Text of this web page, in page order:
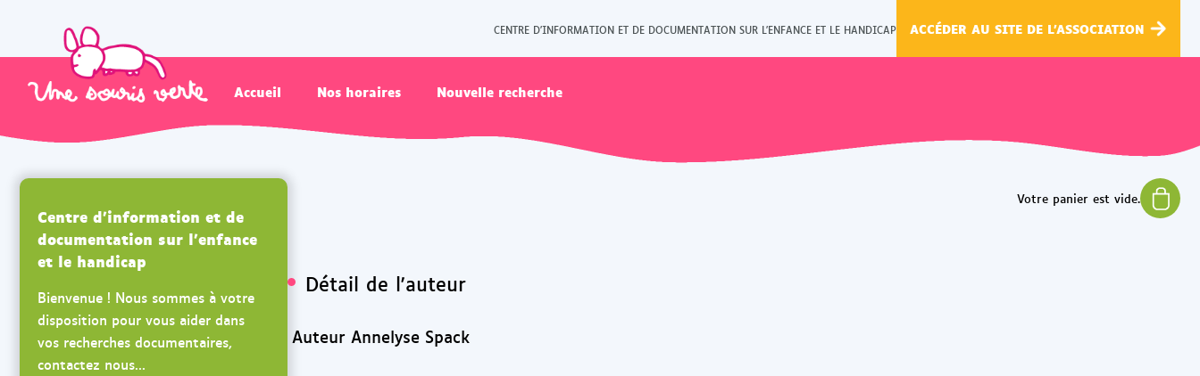
CENTRE D'INFORMATION ET DE DOCUMENTATION SUR L'ENFANCE ET LE HANDICAP ACCÉDER AU SITE DE L'ASSOCIATION
Accueil Nos horaires Nouvelle recherche
Détail de l'auteur
Auteur Annelyse Spack
Centre d'information et de
documentation sur l'enfance
et le handicap
Bienvenue ! Nous sommes à votre
disposition pour vous aider dans
vos recherches documentaires,
contactez nous...